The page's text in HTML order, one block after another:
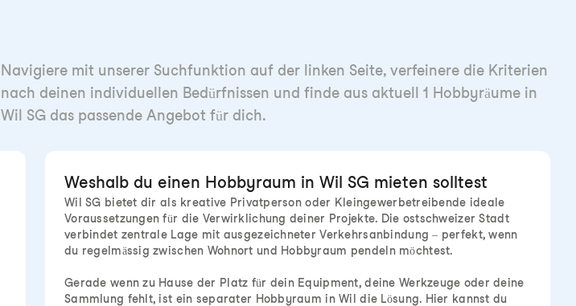
Navigiere mit unserer Suchfunktion auf der linken Seite, verfeinere die Kriterien
nach deinen individuellen Bedürfnissen und finde aus aktuell 1 Hobbyräume in
Wil SG das passende Angebot für dich.
Weshalb du einen Hobbyraum in Wil SG mieten solltest
Wil SG bietet dir als kreative Privatperson oder Kleingewerbetreibende ideale
Voraussetzungen für die Verwirklichung deiner Projekte. Die ostschweizer Stadt
verbindet zentrale Lage mit ausgezeichneter Verkehrsanbindung – perfekt, wenn
du regelmässig zwischen Wohnort und Hobbyraum pendeln möchtest.
Gerade wenn zu Hause der Platz für dein Equipment, deine Werkzeuge oder deine
Sammlung fehlt, ist ein separater Hobbyraum in Wil die Lösung. Hier kannst du